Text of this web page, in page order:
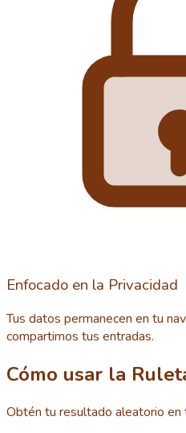
Enfocado en la Privacidad
Tus datos permanecen en tu
compartimos tus entradas.
Cómo usar la
Obtén tu resultado aleatorio